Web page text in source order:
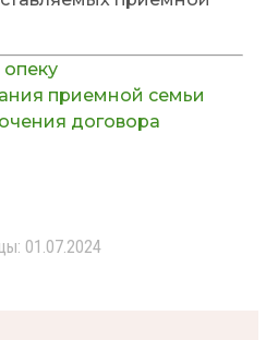
приемной семьи
договора
01.07.2024